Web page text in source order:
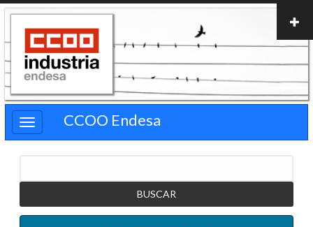
Pasar
contenido
principal
CCOO Endesa